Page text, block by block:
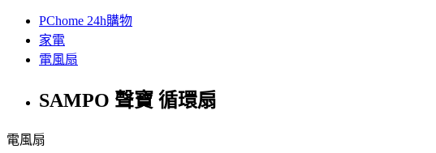
PChome 24h購物
家電
電風扇
SAMPO 聲寶 循環扇
電風扇